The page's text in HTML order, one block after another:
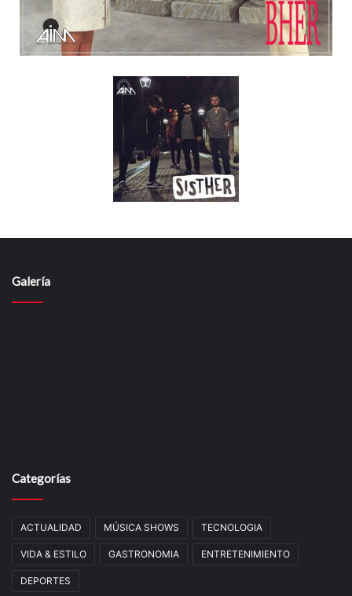
Galería
Categorías
ACTUALIDAD MÚSICA SHOWS TECNOLOGIA
VIDA & ESTILO GASTRONOMIA ENTRETENIMIENTO
DEPORTES